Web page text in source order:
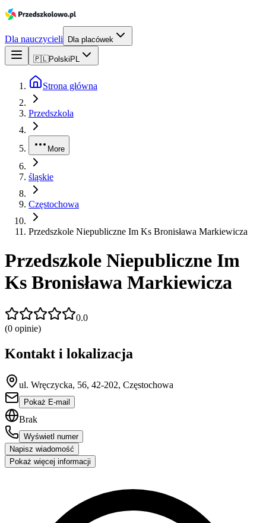
Dla nauczycieli Dla placówek
🇵🇱Polski PL
Strona główna
Przedszkola
More
śląskie
Częstochowa
Przedszkole Niepubliczne Im Ks Bronisława Markiewicza
Przedszkole Niepubliczne Im
Ks Bronisława Markiewicza
0.0
(0 opinie)
Kontakt i lokalizacja
ul. Wręczycka, 56, 42-202, Częstochowa
Pokaż E-mail
Brak
Wyświetl numer
Napisz wiadomość
Pokaż więcej informacji